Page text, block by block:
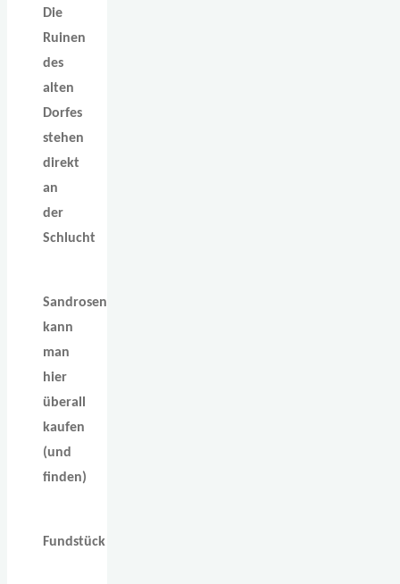
Die
Ruinen
des
alten
Dorfes
stehen
direkt
an
der
Schlucht
Sandrosen
kann
man
hier
überall
kaufen
(und
finden)
Fundstück